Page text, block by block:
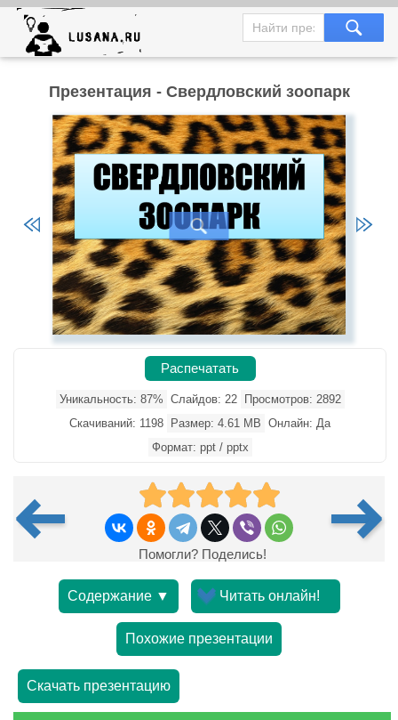
Презентация - Свердловский зоопарк
Распечатать
Уникальность: 87% Слайдов: 22
Просмотров: 2892
Скачиваний: 1198
Размер: 4.61 MB Онлайн: Да
Формат: ppt / pptx
Помогли? Поделись!
Содержание ▼ Читать онлайн!
Похожие презентации
Скачать презентацию